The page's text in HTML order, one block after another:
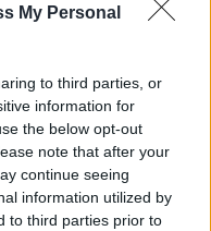
My Personal
to third parties, or
information for
the below opt-out
note that after your
continue seeing
information utilized by
to third parties prior to
γενέθλια και τα
«Καμία στιγμή